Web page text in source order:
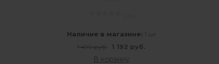
Наличие в магазине: 1 шт
1 490 руб. 1 192 руб.
В корзину